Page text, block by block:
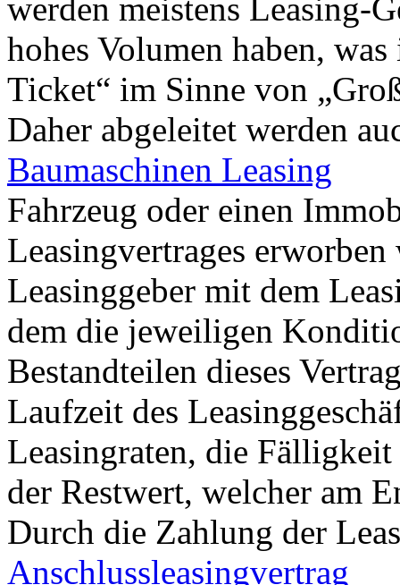
werden meistens Leasing-
hohes Volumen haben,
Ticket“ im Sinne von
Daher abgeleitet werden
Baumaschinen Leasing
Fahrzeug oder einen
Leasingvertrages
Leasinggeber mit dem
dem die jeweiligen
Bestandteilen dieses
Laufzeit des
Leasingraten, die
der Restwert, welcher am
Durch die Zahlung der
Anschlussleasingvertrag